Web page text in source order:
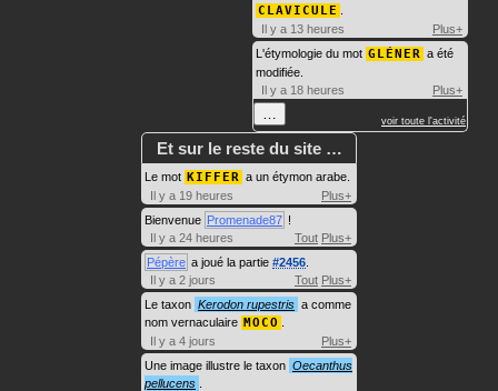
CLAVICULE
Il y a 13 heures
Plus+
L'étymologie du mot GLÉNER a été
modifiée.
Il y a 18 heures
Plus+
voir toute l'activité
Et sur le reste du site …
Le mot KIFFER a un étymon arabe.
Il y a 19 heures
Plus+
Bienvenue Promenade87 !
Il y a 24 heures
Tout Plus+
Pépère a joué la partie #2456
Il y a 2 jours
Tout Plus+
Le taxon Kerodon rupestris a comme
nom vernaculaire MOCO
Il y a 4 jours
Plus+
Une image illustre le taxon Oecanthus
pellucens